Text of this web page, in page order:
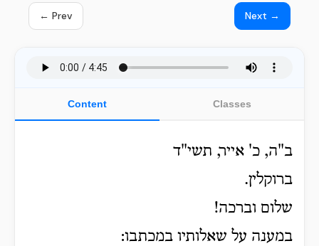
← Prev Next →
Content Classes
ב"ה, כ' אייר, תשי"ד
ברוקלין.
שלום וברכה!
במענה על שאלותיו במכתבו: